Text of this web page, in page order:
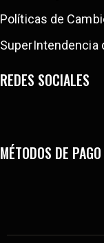
Políticas de
SuperIntendencia
REDES SOCIALES
MÉTODOS DE PAGO